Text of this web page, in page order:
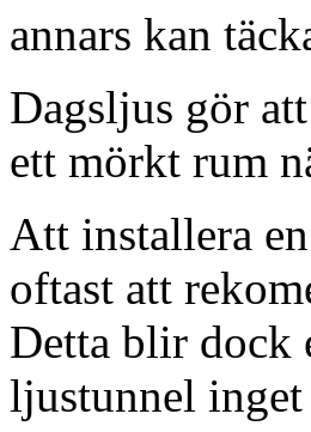
annars kan
Dagsljus gör
ett mörkt rum
Att installera
oftast att
Detta blir dock
ljustunnel